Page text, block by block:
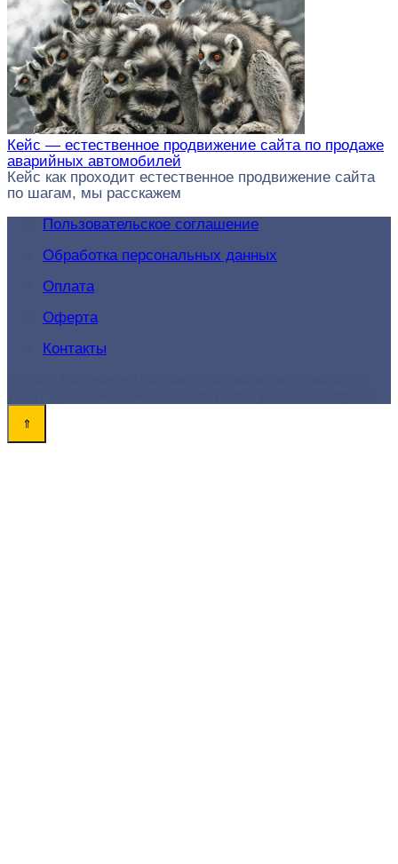
Кейс — естественное продвижение сайта по продаже
аварийных автомобилей
Кейс как проходит естественное продвижение сайта
по шагам, мы расскажем
Пользовательское соглашение
Обработка персональных данных
Оплата
Оферта
Контакты